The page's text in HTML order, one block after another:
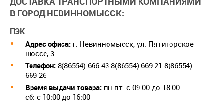
В ГОРОД НЕВИННОМЫССК:
ПЭК
Адрес офиса: г. Невинномысск, ул. Пятигорское
шоссе, 3
Телефон: 8(86554) 666-43 8(86554) 669-21 8(86554)
669-26
Время выдачи товара: пн-пт: с 09:00 до 18:00
сб: с 10:00 до 16:00